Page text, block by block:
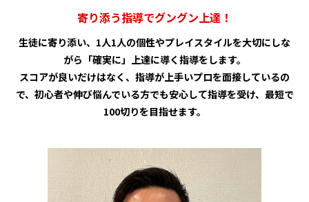
寄り添う指導でグングン上達！
生徒に寄り添い、1人1人の個性やプレイスタイルを大切にしな
がら「確実に」上達に導く指導をします。
スコアが良いだけはなく、指導が上手いプロを面接しているの
で、初心者や伸び悩んでいる方でも安心して指導を受け、最短で
100切りを目指せます。